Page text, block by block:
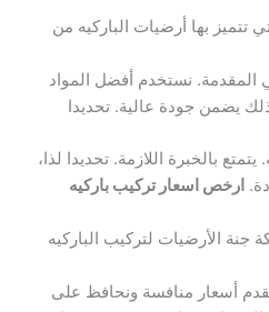
تتميز بها أرضيات الباركيه من
المقدمة. نستخدم أفضل المواد
يضمن جودة عالية. تحديدا
بالخبرة اللازمة. تحديدا لذا،
ارخص اسعار تركيب باركيه
الأرضيات لتركيب الباركيه
لأكثر من 15 عاماً. نقدم أسعار منافسة ونحافظ على